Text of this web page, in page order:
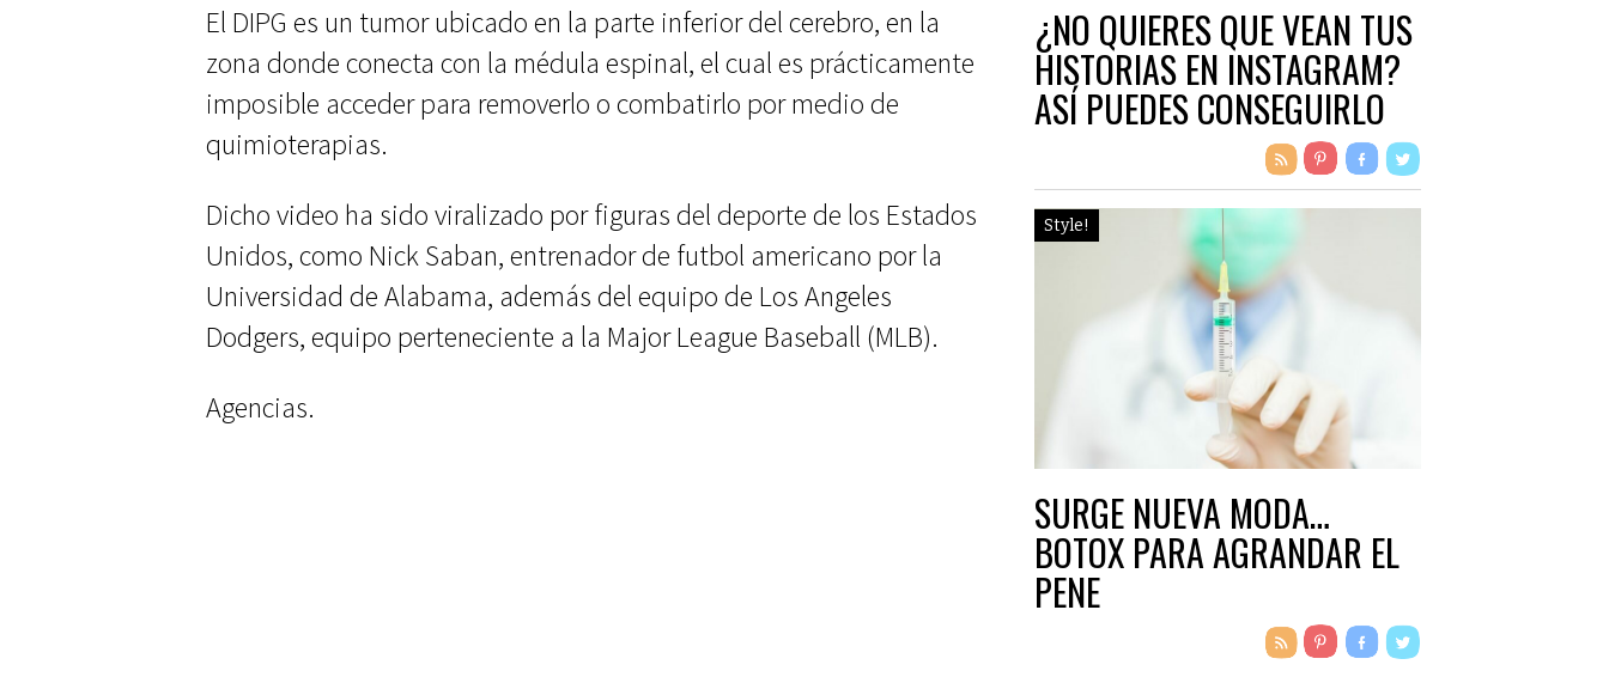
El DIPG es un tumor ubicado en la parte inferior del cerebro, en la
zona donde conecta con la médula espinal, el cual es prácticamente
imposible acceder para removerlo o combatirlo por medio de
quimioterapias.
Dicho video ha sido viralizado por figuras del deporte de los Estados
Unidos, como Nick Saban, entrenador de futbol americano por la
Universidad de Alabama, además del equipo de Los Angeles
Dodgers, equipo perteneciente a la Major League Baseball (MLB).
Agencias.
¿NO QUIERES QUE VEAN TUS
HISTORIAS EN INSTAGRAM?
ASÍ PUEDES CONSEGUIRLO
Style!
SURGE NUEVA MODA…
BOTOX PARA AGRANDAR EL
PENE